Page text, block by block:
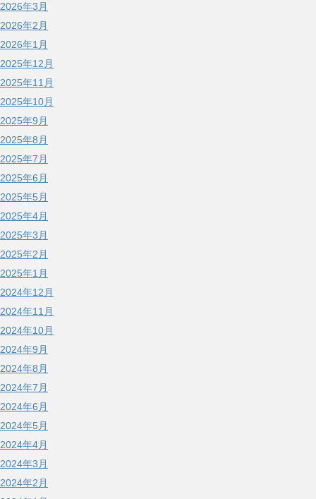
2026年3月
2026年2月
2026年1月
2025年12月
2025年11月
2025年10月
2025年9月
2025年8月
2025年7月
2025年6月
2025年5月
2025年4月
2025年3月
2025年2月
2025年1月
2024年12月
2024年11月
2024年10月
2024年9月
2024年8月
2024年7月
2024年6月
2024年5月
2024年4月
2024年3月
2024年2月